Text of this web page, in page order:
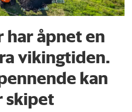
har åpnet en
vikingtiden.
kan
skipet